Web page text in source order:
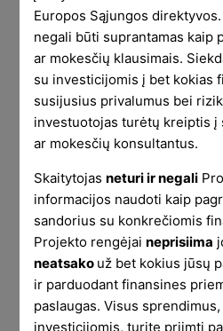
Todėl kiekvieną mėnesį
labai plačiai diversifikuotą
vesti apie jį xls, daryti
Pelną ir tada aprašinėti,
nepasikeitė, kažkas
tai nieko nereiškia, nes
periodui – ir taip pastoviai
metai iš metų – tapo
užsiknisimu.
Projekte nebematau ir
Manau esminė edukacinė
metai, nuo to laiko
pradėjo artėti prie nulio.
Europos Sąjungos
negali būti suprantamas kaip
ar mokesčių klausimais.
su investicijomis į bet kokias
susijusius privalumus bei
investuotojas turėtų kreiptis į
ar mokesčių konsultantus.
Skaitytojasneturi ir negali
informacijos naudoti kaip
sandorius su konkrečiomis
Projekto rengėjaineprisiima
neatsako už bet kokius jūsų
ir parduodant finansines
paslaugas. Visus
investicijomis, turite priimti